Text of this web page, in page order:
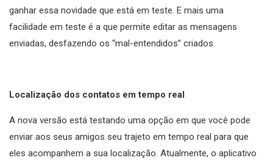
ganhar essa novidade que está em teste. E mais uma
facilidade em teste é a que permite editar as mensagens
enviadas, desfazendo os “mal-entendidos” criados.
Localização dos contatos em tempo real
A nova versão está testando uma opção em que você pode
enviar aos seus amigos seu trajeto em tempo real para que
eles acompanhem a sua localização. Atualmente, o aplicativo